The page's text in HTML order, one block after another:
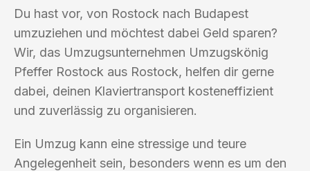
Du hast vor, von Rostock nach Budapest
umzuziehen und möchtest dabei Geld sparen?
Wir, das Umzugsunternehmen Umzugskönig
Pfeffer Rostock aus Rostock, helfen dir gerne
dabei, deinen Klaviertransport kosteneffizient
und zuverlässig zu organisieren.
Ein Umzug kann eine stressige und teure
Angelegenheit sein, besonders wenn es um den